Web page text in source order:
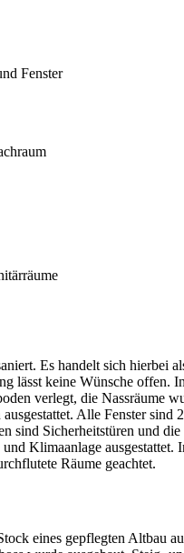
Fenster
Es handelt sich hierbei
lässt keine Wünsche offen.
verlegt, die Nassräume
Alle Fenster sind
sind Sicherheitstüren und
Klimaanlage ausgestattet.
Räume geachtet.
eines gepflegten Altbau